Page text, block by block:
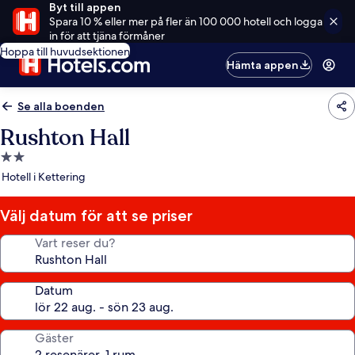
Byt till appen
Spara 10 % eller mer på fler än 100 000 hotell och logga
in för att tjäna förmåner
Hoppa till huvudsektionen
Hämta appen
Se alla boenden
Rushton Hall
2.0-
stjärnigt
Hotell i Kettering
Välj datum för att se priser
Vart reser du?
Datum
Gäster